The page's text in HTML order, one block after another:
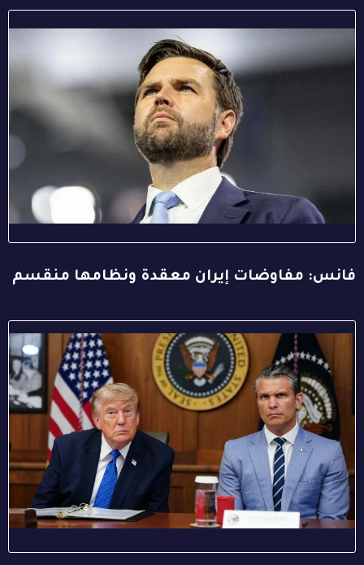
فانس: مفاوضات إيران معقدة ونظامها منقسم